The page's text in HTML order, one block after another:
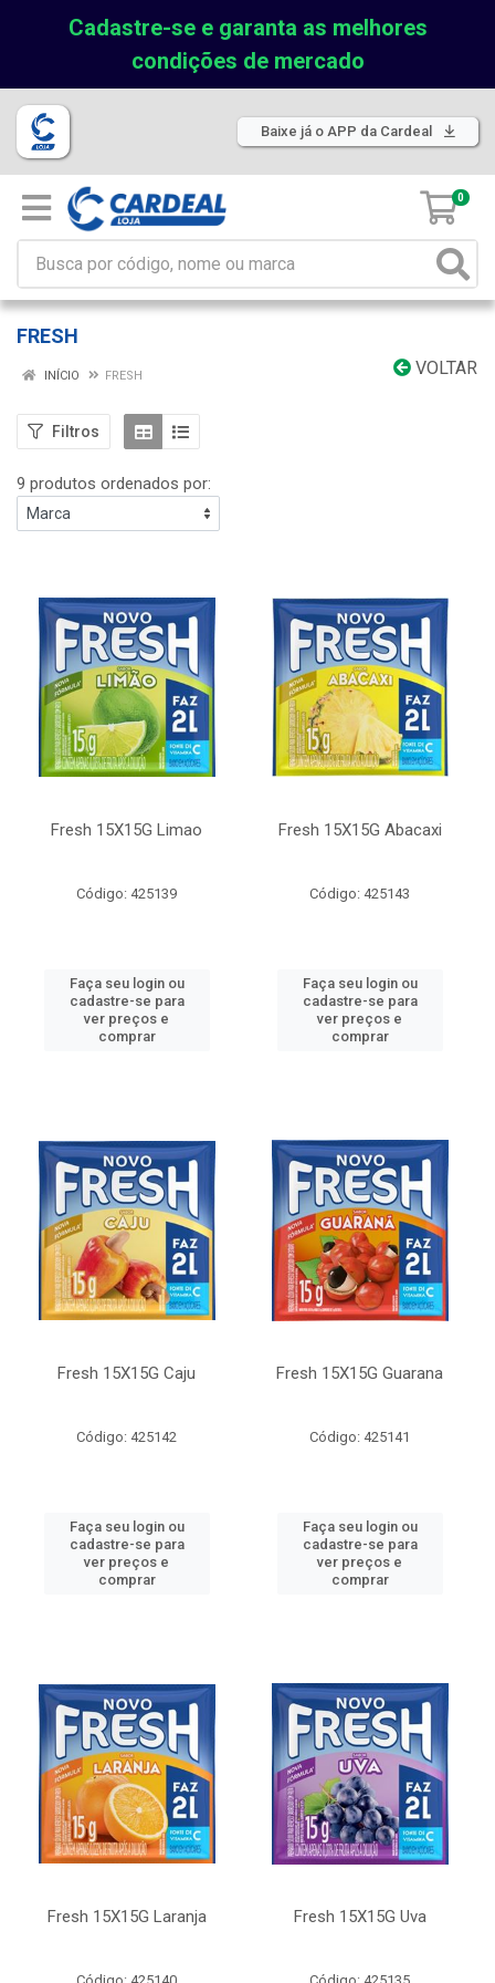
Cadastre-se e garanta as melhores
condições de mercado
Baixe já o APP da Cardeal
0
FRESH
VOLTAR
INÍCIO FRESH
Filtros
9 produtos ordenados por:
Fresh 15X15G Limao
Código: 425139
Faça seu login ou
cadastre-se para
ver preços e
comprar
Fresh 15X15G Abacaxi
Código: 425143
Faça seu login ou
cadastre-se para
ver preços e
comprar
Fresh 15X15G Caju
Código: 425142
Faça seu login ou
cadastre-se para
ver preços e
comprar
Fresh 15X15G Guarana
Código: 425141
Faça seu login ou
cadastre-se para
ver preços e
comprar
Fresh 15X15G Laranja Fresh 15X15G Uva